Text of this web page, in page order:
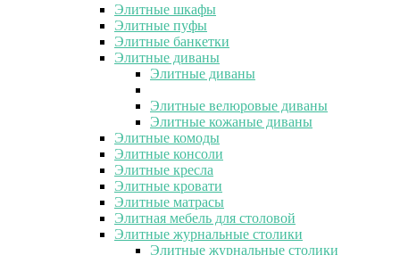
Элитные шкафы
Элитные пуфы
Элитные банкетки
Элитные диваны
Элитные диваны
Элитные велюровые диваны
Элитные кожаные диваны
Элитные комоды
Элитные консоли
Элитные кресла
Элитные кровати
Элитные матрасы
Элитная мебель для столовой
Элитные журнальные столики
Элитные журнальные столики